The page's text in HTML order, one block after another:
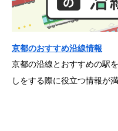
京都のおすすめ沿線情報
京都の沿線とおすすめの駅
しをする際に役立つ情報が満